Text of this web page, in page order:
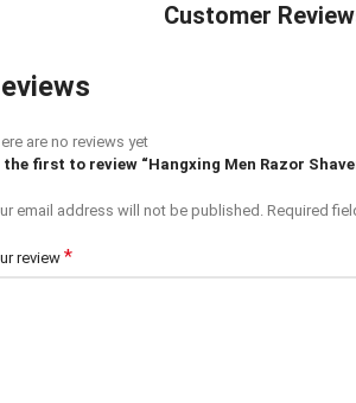
Customer
are no reviews yet
the first to review “Hangxing Men Razor
email address will not be published. Required
review *